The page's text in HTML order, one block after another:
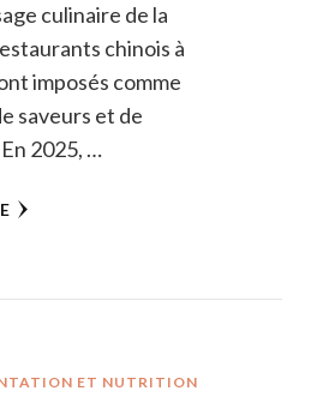
culinaire de la
chinois à
imposés comme
saveurs et de
2025, …
ET NUTRITION